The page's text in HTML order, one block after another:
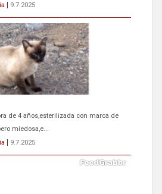
9.7.2025
TEROR GRAN CANARIA
a Los Gatos callejeros de la zona los
9.7.2025